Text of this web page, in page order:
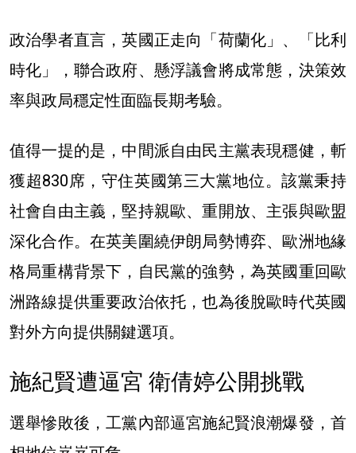
政治學者直言，英國正走向「荷蘭化」、「比利
時化」，聯合政府、懸浮議會將成常態，決策效
率與政局穩定性面臨長期考驗。
值得一提的是，中間派自由民主黨表現穩健，斬
獲超830席，守住英國第三大黨地位。該黨秉持
社會自由主義，堅持親歐、重開放、主張與歐盟
深化合作。在英美圍繞伊朗局勢博弈、歐洲地緣
格局重構背景下，自民黨的強勢，為英國重回歐
洲路線提供重要政治依托，也為後脫歐時代英國
對外方向提供關鍵選項。
施紀賢遭逼宮 衛倩婷公開挑戰
選舉慘敗後，工黨內部逼宮施紀賢浪潮爆發，首